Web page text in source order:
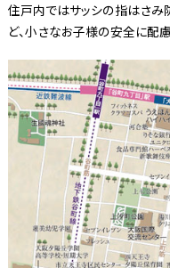
住戸内ではサッシの指はさみ
ど、小さなお子様の安全に配